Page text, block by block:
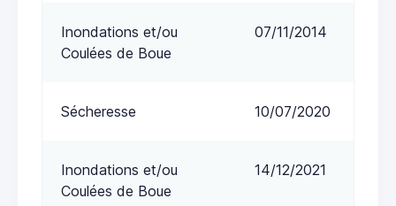
Inondations et/ou
Coulées de Boue
07/11/2014
Sécheresse 10/07/2020
Inondations et/ou
Coulées de Boue
14/12/2021